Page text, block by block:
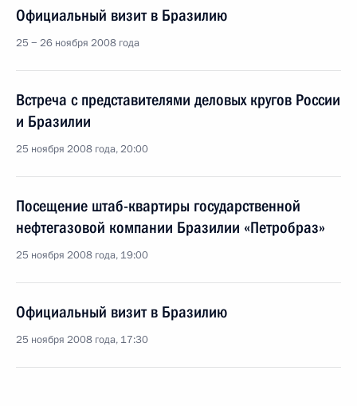
Официальный визит в Бразилию
25 − 26 ноября 2008 года
Встреча с представителями деловых кругов России
и Бразилии
25 ноября 2008 года, 20:00
Посещение штаб-квартиры государственной
нефтегазовой компании Бразилии «Петробраз»
25 ноября 2008 года, 19:00
Официальный визит в Бразилию
25 ноября 2008 года, 17:30